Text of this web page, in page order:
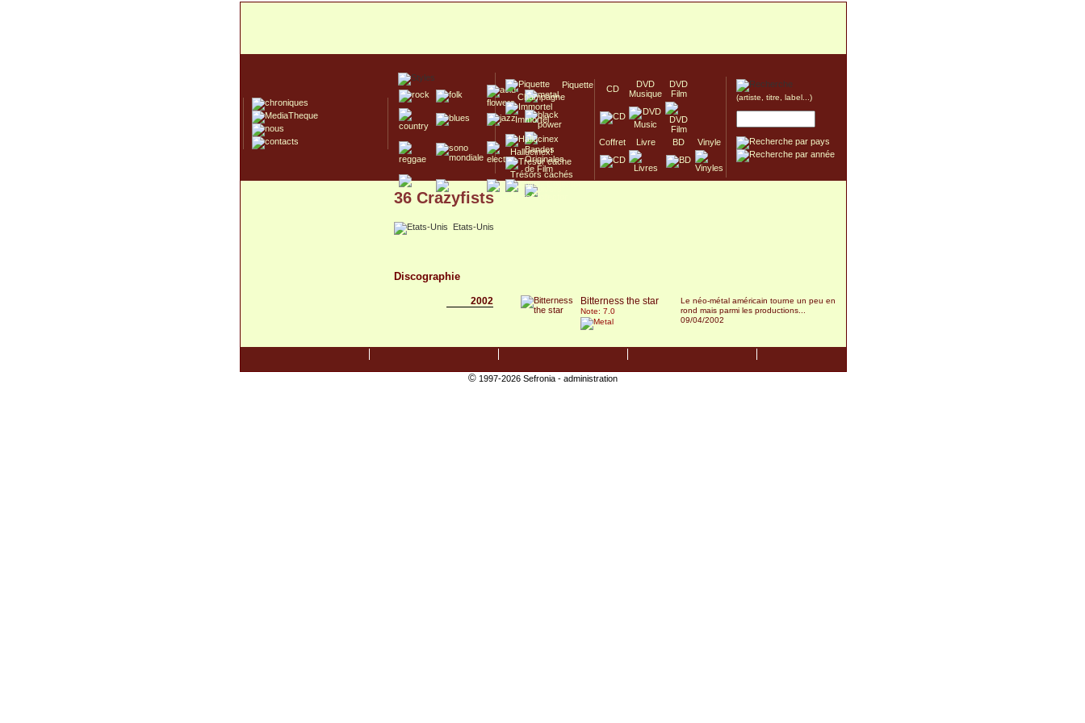
Piquette
Champagne
Immortel
Hallucinex!
Trésors cachés
Culte/Collector
CD
DVD
Musique
DVD
Film
Coffret Livre BD Vinyle
(artiste, titre, label...)
36 Crazyfists
Etats-Unis
Discographie
2002 Bitterness the star
Note: 7.0
Le néo-métal américain tourne un peu en
rond mais parmi les productions...
09/04/2002
©1997-2026 Sefronia - administration